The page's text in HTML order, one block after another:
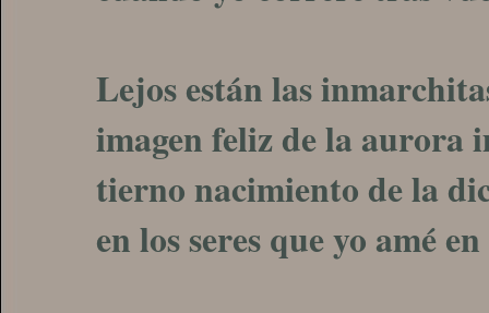
Lejos están las
imagen feliz de la aurora
tierno nacimiento de la
en los seres que yo amé